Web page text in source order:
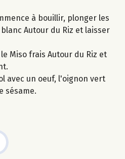
à bouillir, plonger les
Autour du Riz et laisser
Miso frais Autour du Riz et
avec un oeuf, l'oignon vert
sésame.